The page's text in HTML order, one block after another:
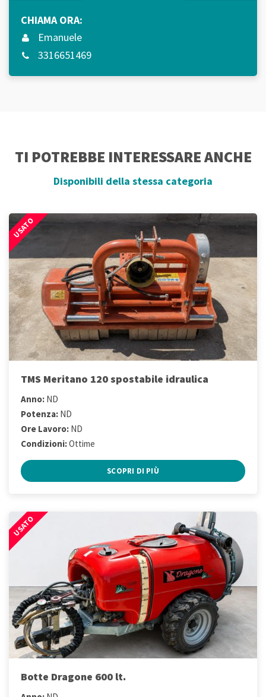
CHIAMA ORA:
Emanuele
3316651469
TI POTREBBE INTERESSARE ANCHE
Disponibili della stessa categoria
USATO
TMS Meritano 120 spostabile idraulica
Anno: ND
Potenza: ND
Ore Lavoro: ND
Condizioni:Ottime
SCOPRI DI PIÙ
USATO
Botte Dragone 600 lt.